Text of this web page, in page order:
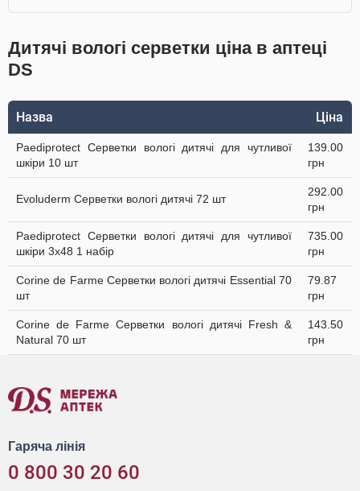
Дитячі вологі серветки ціна в аптеці
DS
Назва Ціна
Paediprotect Серветки вологі дитячі для чутливої
шкіри 10 шт
139.00
грн
Evoluderm Серветки вологі дитячі 72 шт
292.00
грн
Paediprotect Серветки вологі дитячі для чутливої
шкіри 3х48 1 набір
735.00
грн
Corine de Farme Серветки вологі дитячі Essential 70
шт
79.87
грн
Corine de Farme Серветки вологі дитячі Fresh &
Natural 70 шт
143.50
грн
Гаряча лінія
0 800 30 20 60